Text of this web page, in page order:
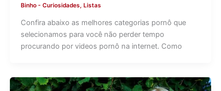
Binho - Curiosidades, Listas
Confira abaixo as melhores categorias pornô que
selecionamos para você não perder tempo
procurando por videos pornô na internet. Como